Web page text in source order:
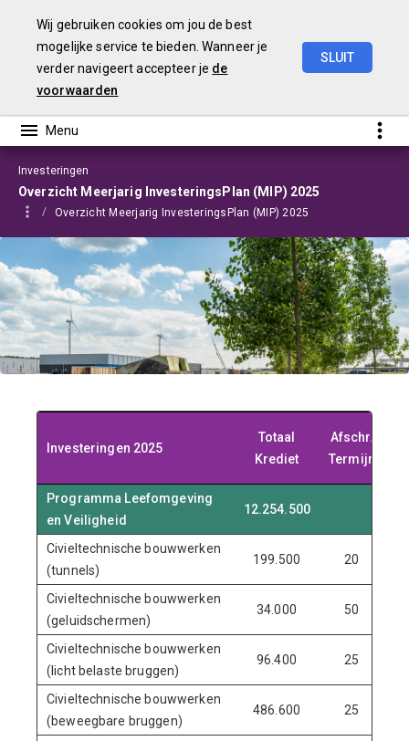
Wij gebruiken cookies om jou de best
mogelijke service te bieden. Wanneer je
verder navigeert accepteer je de
voorwaarden
SLUIT
Investeringen
Overzicht Meerjarig InvesteringsPlan (MIP) 2025
Overzicht Meerjarig InvesteringsPlan (MIP) 2025
Investeringen 2025
Totaal
Krediet
Afschr.
Termijn
Programma Leefomgeving
en Veiligheid
12.254.500
Civieltechnische bouwwerken
(tunnels)
199.500 20
Civieltechnische bouwwerken
(geluidschermen)
34.000 50
Civieltechnische bouwwerken
(licht belaste bruggen)
96.400 25
Civieltechnische bouwwerken
(beweegbare bruggen)
486.600 25